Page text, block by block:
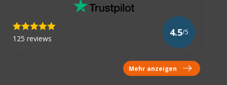
125 reviews
4.5/5
Mehr anzeigen